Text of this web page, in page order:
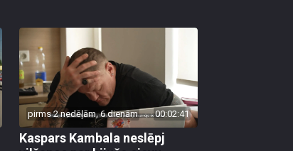
pirms 2 nedēļām, 6 dienām 00:02:41
Kaspars Kambala neslēpj